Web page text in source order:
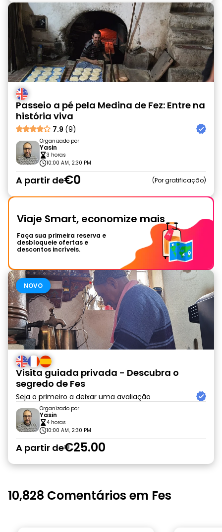
Passeio a pé pela Medina de Fez: Entre na
história viva
7.9 (9)
Organizado por
Yasin
3 horas
10:00 AM, 2:30 PM
A partir de€0 Por gratificação
Viaje Smart, economize mais
Faça sua primeira reserva e
desbloqueie ofertas e
descontos incríveis.
NOVO
Visita guiada privada - Descubra o
segredo de Fes
Seja o primeiro a deixar uma avaliação
Organizado por
Yasin
4 horas
10:00 AM, 2:30 PM
A partir de€25.00
10,828 Comentários em Fes